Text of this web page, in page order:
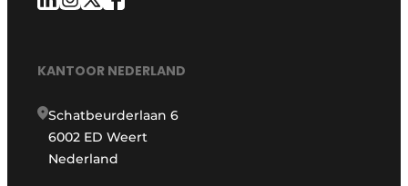
KANTOOR NEDERLAND
Schatbeurderlaan 6
6002 ED Weert
Nederland